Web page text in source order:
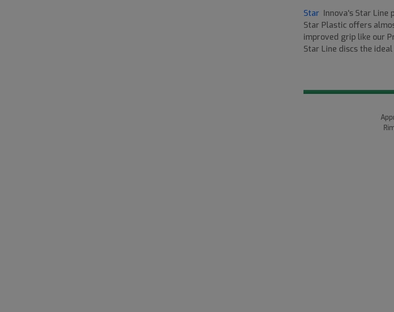
Star Innova's Star
Star Plastic offers
improved grip like our
Star Line discs the